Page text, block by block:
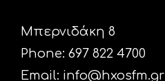
Μπερνιδάκη 8
Phone: 697 822 4700
Email: info@hxosfm.gr